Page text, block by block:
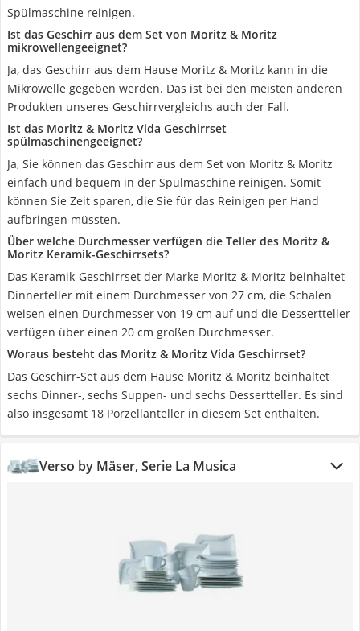
Spülmaschine reinigen.
Ist das Geschirr aus dem Set von Moritz & Moritz
mikrowellengeeignet?
Ja, das Geschirr aus dem Hause Moritz & Moritz kann in die
Mikrowelle gegeben werden. Das ist bei den meisten anderen
Produkten unseres Geschirrvergleichs auch der Fall.
Ist das Moritz & Moritz Vida Geschirrset
spülmaschinengeeignet?
Ja, Sie können das Geschirr aus dem Set von Moritz & Moritz
einfach und bequem in der Spülmaschine reinigen. Somit
können Sie Zeit sparen, die Sie für das Reinigen per Hand
aufbringen müssten.
Über welche Durchmesser verfügen die Teller des Moritz &
Moritz Keramik-Geschirrsets?
Das Keramik-Geschirrset der Marke Moritz & Moritz beinhaltet
Dinnerteller mit einem Durchmesser von 27 cm, die Schalen
weisen einen Durchmesser von 19 cm auf und die Dessertteller
verfügen über einen 20 cm großen Durchmesser.
Woraus besteht das Moritz & Moritz Vida Geschirrset?
Das Geschirr-Set aus dem Hause Moritz & Moritz beinhaltet
sechs Dinner-, sechs Suppen- und sechs Dessertteller. Es sind
also insgesamt 18 Porzellanteller in diesem Set enthalten.
Verso by Mäser, Serie La Musica